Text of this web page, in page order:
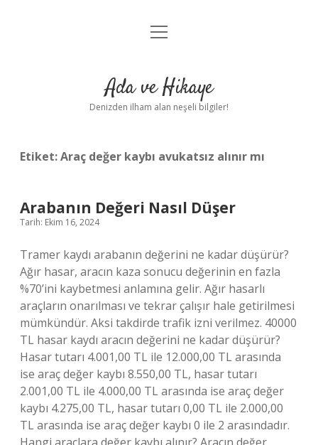
Anasayfa
Yasal Uyarı
menüyü
Ada ve Hikaye
Denizden ilham alan neşeli bilgiler!
Etiket:Araç değer kaybı avukatsız alınır mı
Arabanın Değeri Nasıl Düşer
Tarih: Ekim 16, 2024
Tramer kaydı arabanın değerini ne kadar düşürür?
Ağır hasar, aracın kaza sonucu değerinin en fazla
%70’ini kaybetmesi anlamına gelir. Ağır hasarlı
araçların onarılması ve tekrar çalışır hale getirilmesi
mümkündür. Aksi takdirde trafik izni verilmez. 40000
TL hasar kaydı aracın değerini ne kadar düşürür?
Hasar tutarı 4.001,00 TL ile 12.000,00 TL arasında
ise araç değer kaybı 8.550,00 TL, hasar tutarı
2.001,00 TL ile 4.000,00 TL arasında ise araç değer
kaybı 4.275,00 TL, hasar tutarı 0,00 TL ile 2.000,00
TL arasında ise araç değer kaybı 0 ile 2 arasındadır.